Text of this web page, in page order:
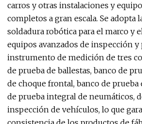
carros y otras instalaciones y
completos a gran escala. Se adopta
soldadura robótica para el marco y
equipos avanzados de inspección y
instrumento de medición de tres
de prueba de ballestas, banco de
de choque frontal, banco de prueba
de prueba integral de neumáticos,
inspección de vehículos, lo que